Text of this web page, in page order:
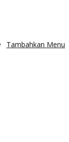
Tambahkan Menu